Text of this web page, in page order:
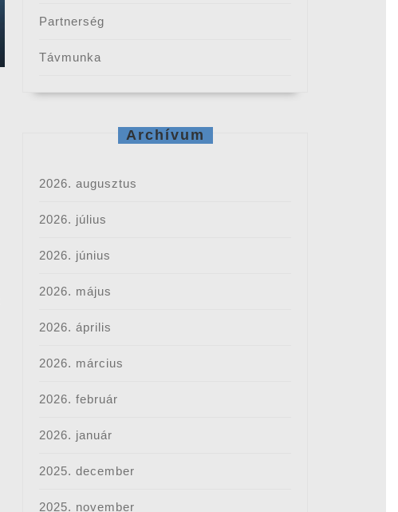
Partnerség
Távmunka
Archívum
2026. augusztus
2026. július
2026. június
2026. május
2026. április
2026. március
2026. február
2026. január
2025. december
2025. november